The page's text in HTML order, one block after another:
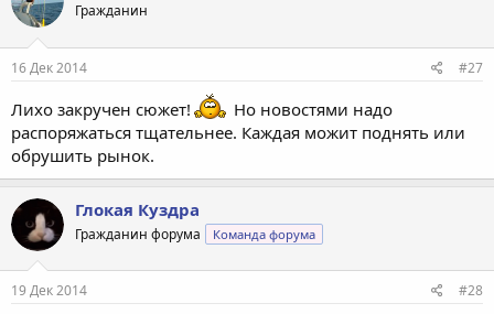
Гражданин
16 Дек 2014 #27
Лихо закручен сюжет!
Но новостями надо
распоряжаться тщательнее. Каждая можит поднять или
обрушить рынок.
Глокая Куздра
Гражданин форума Команда форума
19 Дек 2014 #28